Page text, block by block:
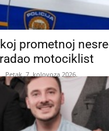
prometnoj
motociklist
Petak, 7. kolovoza 2026.